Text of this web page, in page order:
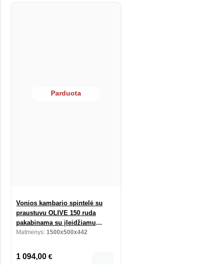
Parduota
Vonios kambario spintelė su
praustuvu OLIVE 150 ruda
pakabinama su įleidžiamu
praustuvu
Matmenys: 1500x500x442
1 094,00 €